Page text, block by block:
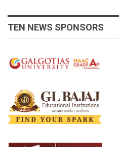
TEN NEWS SPONSORS